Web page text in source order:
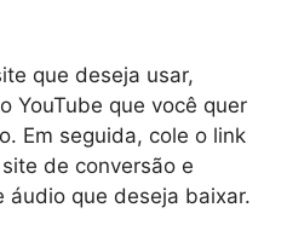
que deseja usar,
YouTube que você quer
Em seguida, cole o link
de conversão e
áudio que deseja baixar.